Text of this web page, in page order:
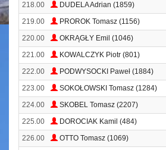
218.00 DUDELA Adrian (1859)
219.00
PROROK Tomasz (1156)
220.00
OKRĄGŁY Emil (1046)
221.00 KOWALCZYK Piotr (801)
222.00 PODWYSOCKI Paweł (1884)
223.00
SOKOŁOWSKI Tomasz (1284)
224.00
SKOBEL Tomasz (2207)
225.00
DOROCIAK Kamil (484)
226.00
OTTO Tomasz (1069)